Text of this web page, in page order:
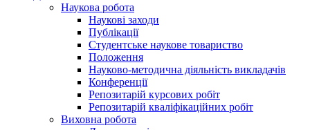
Наукова робота
Наукові заходи
Публікації
Студентське наукове товариство
Положення
Науково-методична діяльність викладачів
Конференції
Репозитарій курсових робіт
Репозитарій кваліфікаційних робіт
Виховна робота